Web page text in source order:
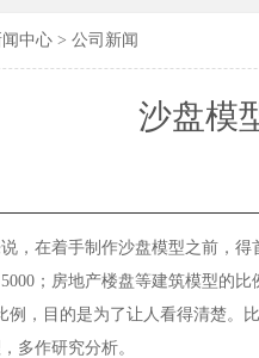
闻中心 > 公司新闻
沙盘模
，在着手制作沙盘模型之前，
；房地产楼盘等建筑模型的
例，目的是为了让人看得清楚。
多作研究分析。